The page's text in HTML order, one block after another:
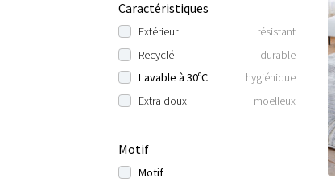
Caractéristiques
Extérieur
résistant
Recyclé
durable
Lavable à 30ºC
hygiénique
Extra doux
moelleux
Motif
Motif